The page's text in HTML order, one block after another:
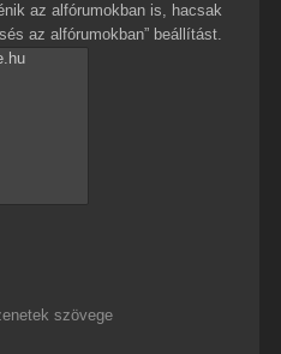
az alfórumokban is, hacsak
az alfórumokban” beállítást.
szövege